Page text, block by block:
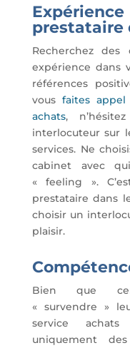
prestataire
Recherchez des
expérience dans
références
vousfaites
achats,
interlocuteur sur
services. Ne
cabinet avec
« feeling ».
prestataire dans
choisir un
plaisir.
Bien que
« survendre »
service
uniquement